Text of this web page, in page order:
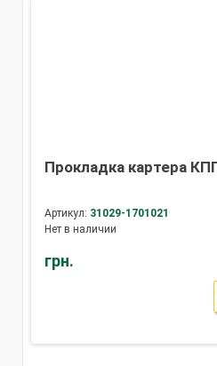
Прокладка картера
Артикул: 31029-1701021
Нет в наличии
грн.